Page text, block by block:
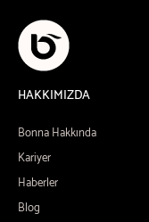
HAKKIMIZDA
Bonna Hakkında
Kariyer
Haberler
Blog